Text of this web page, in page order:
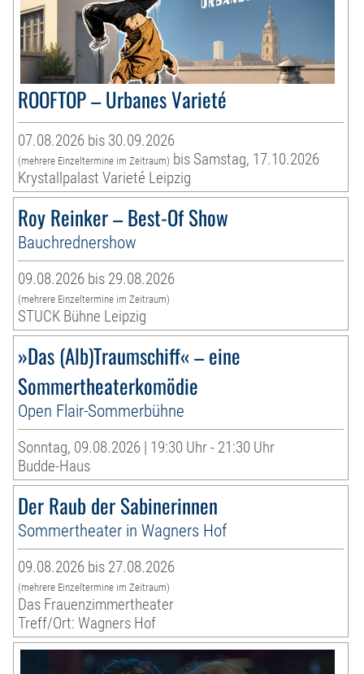
ROOFTOP – Urbanes Varieté
07.08.2026 bis 30.09.2026
(mehrere Einzeltermine im Zeitraum) bis Samstag, 17.10.2026
Krystallpalast Varieté Leipzig
Roy Reinker – Best-Of Show
Bauchrednershow
09.08.2026 bis 29.08.2026
(mehrere Einzeltermine im Zeitraum)
STUCK Bühne Leipzig
»Das (Alb)Traumschiff« – eine
Sommertheaterkomödie
Open Flair-Sommerbühne
Sonntag, 09.08.2026 | 19:30 Uhr - 21:30 Uhr
Budde-Haus
Der Raub der Sabinerinnen
Sommertheater in Wagners Hof
09.08.2026 bis 27.08.2026
(mehrere Einzeltermine im Zeitraum)
Das Frauenzimmertheater
Treff/Ort: Wagners Hof